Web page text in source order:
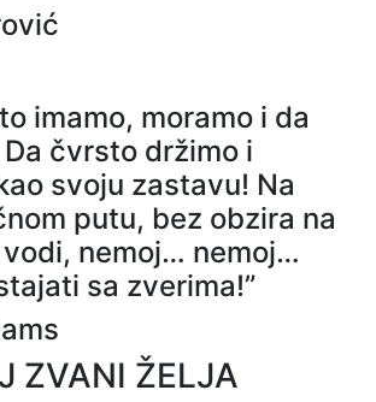
imamo, moramo i da
čvrsto držimo i
svoju zastavu! Na
putu, bez obzira na
nemoj… nemoj…
sa zverima!”
ZVANI ŽELJA